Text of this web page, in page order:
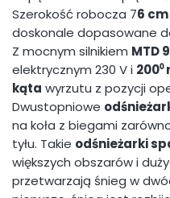
Szerokość robocza 76 cm
doskonale dopasowane
Z mocnym silnikiem MTD
elektrycznym 230 V i
kąta wyrzutu z pozycji
Dwustopniowe
na koła z biegami
tyłu. Takie odśnieżarki
większych obszarów i
przetwarzają śnieg w